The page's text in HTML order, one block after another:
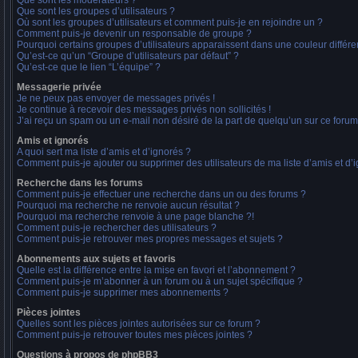
Que sont les groupes d’utilisateurs ?
Où sont les groupes d’utilisateurs et comment puis-je en rejoindre un ?
Comment puis-je devenir un responsable de groupe ?
Pourquoi certains groupes d’utilisateurs apparaissent dans une couleur
Qu’est-ce qu’un “Groupe d’utilisateurs par défaut” ?
Qu’est-ce que le lien “L’équipe” ?
Messagerie privée
Je ne peux pas envoyer de messages privés !
Je continue à recevoir des messages privés non sollicités !
J’ai reçu un spam ou un e-mail non désiré de la part de quelqu’un sur ce
Amis et ignorés
A quoi sert ma liste d’amis et d’ignorés ?
Comment puis-je ajouter ou supprimer des utilisateurs de ma liste d’amis et
Recherche dans les forums
Comment puis-je effectuer une recherche dans un ou des forums ?
Pourquoi ma recherche ne renvoie aucun résultat ?
Pourquoi ma recherche renvoie à une page blanche ?!
Comment puis-je rechercher des utilisateurs ?
Comment puis-je retrouver mes propres messages et sujets ?
Abonnements aux sujets et favoris
Quelle est la différence entre la mise en favori et l’abonnement ?
Comment puis-je m’abonner à un forum ou à un sujet spécifique ?
Comment puis-je supprimer mes abonnements ?
Pièces jointes
Quelles sont les pièces jointes autorisées sur ce forum ?
Comment puis-je retrouver toutes mes pièces jointes ?
Questions à propos de phpBB3